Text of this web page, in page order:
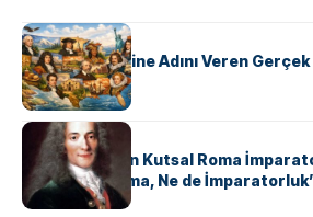
KÜLTÜR
ABD Eyaletlerine Adını Veren
KÜLTÜR
Voltaire Neden Kutsal Roma
Kutsal, Ne Roma, Ne de